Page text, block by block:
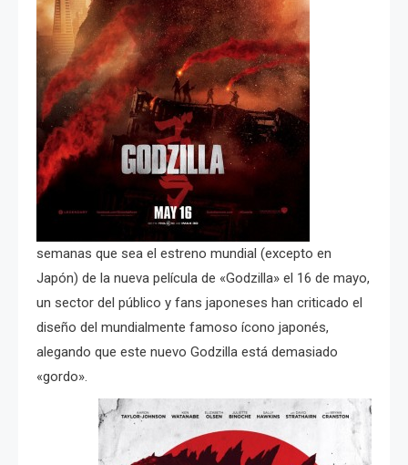
semanas que sea el estreno mundial (excepto en
Japón) de la nueva película de «Godzilla» el 16 de mayo,
un sector del público y fans japoneses han criticado el
diseño del mundialmente famoso ícono japonés,
alegando que este nuevo Godzilla está demasiado
«gordo».